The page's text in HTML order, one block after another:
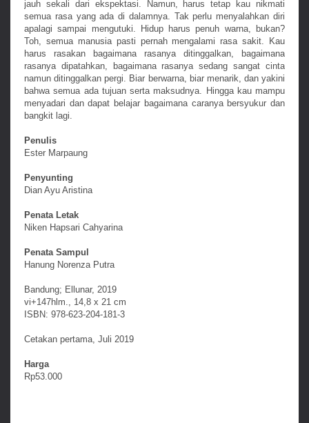
jauh sekali dari ekspektasi. Namun, harus tetap kau nikmati
semua rasa yang ada di dalamnya. Tak perlu menyalahkan diri
apalagi sampai mengutuki. Hidup harus penuh warna, bukan?
Toh, semua manusia pasti pernah mengalami rasa sakit. Kau
harus rasakan bagaimana rasanya ditinggalkan, bagaimana
rasanya dipatahkan, bagaimana rasanya sedang sangat cinta
namun ditinggalkan pergi. Biar berwarna, biar menarik, dan yakini
bahwa semua ada tujuan serta maksudnya. Hingga kau mampu
menyadari dan dapat belajar bagaimana caranya bersyukur dan
bangkit lagi.
Penulis
Ester Marpaung
Penyunting
Dian Ayu Aristina
Penata Letak
Niken Hapsari Cahyarina
Penata Sampul
Hanung Norenza Putra
Bandung; Ellunar, 2019
vi+147hlm., 14,8 x 21 cm
ISBN: 978-623-204-181-3
Cetakan pertama, Juli 2019
Harga
Rp53.000